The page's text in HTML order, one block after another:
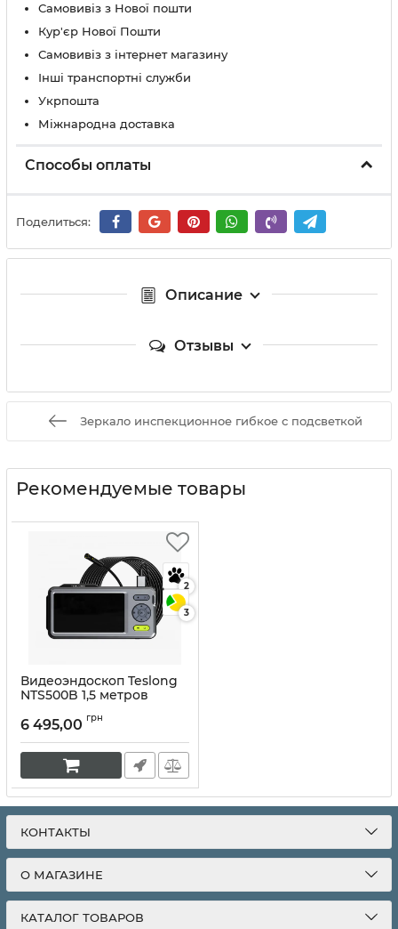
Самовивіз з Нової пошти
Кур'єр Нової Пошти
Самовивіз з інтернет магазину
Інші транспортні служби
Укрпошта
Міжнародна доставка
Способы оплаты
Поделиться:
Описание
Отзывы
Зеркало инспекционное гибкое с подсветкой
Рекомендуемые товары
2
3
Видеоэндоскоп Teslong
NTS500B 1,5 метров
6 495,00 грн
КОНТАКТЫ
О МАГАЗИНЕ
КАТАЛОГ ТОВАРОВ